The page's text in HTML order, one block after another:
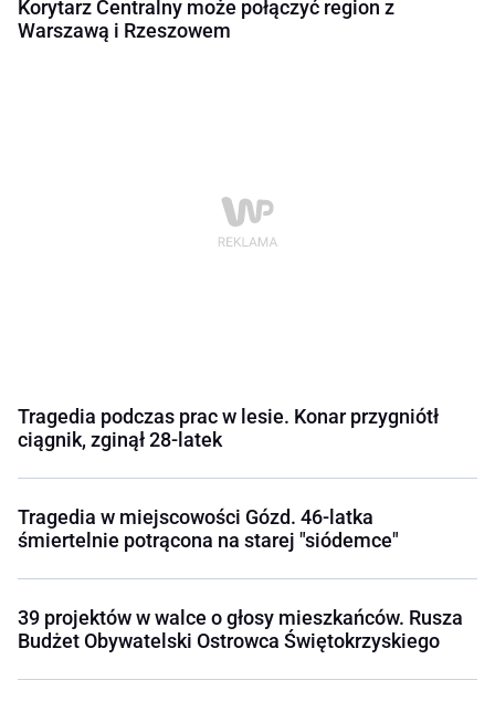
Korytarz Centralny może połączyć region z
Warszawą i Rzeszowem
Tragedia podczas prac w lesie. Konar przygniótł
ciągnik, zginął 28-latek
Tragedia w miejscowości Gózd. 46-latka
śmiertelnie potrącona na starej "siódemce"
39 projektów w walce o głosy mieszkańców. Rusza
Budżet Obywatelski Ostrowca Świętokrzyskiego